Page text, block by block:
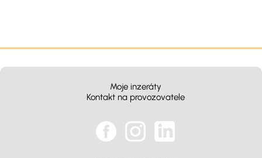
Moje inzeráty
Kontakt na provozovatele